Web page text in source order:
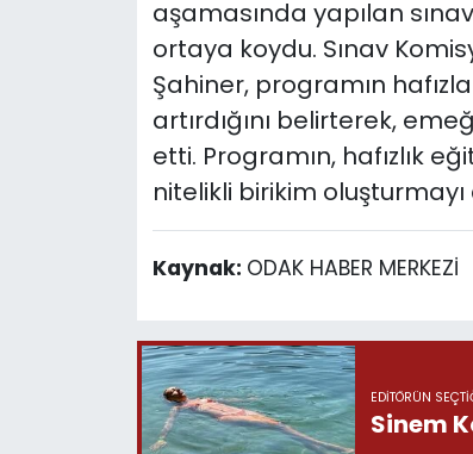
aşamasında yapılan
ortaya koydu. Sınav
Şahiner, programın
artırdığını belirterek,
etti. Programın, hafızlık
nitelikli birikim
Kaynak: ODAK HABER MERKEZİ
EDITÖRÜN
Sinem